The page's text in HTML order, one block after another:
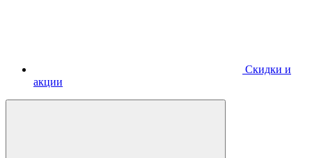
Скидки и
акции